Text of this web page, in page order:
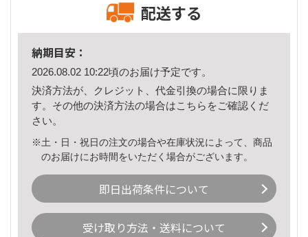
配送する
納期目安：
2026.08.02 10:22頃のお届け予定です。
決済方法が、クレジット、代金引換の場合に限りま
す。その他の決済方法の場合はこちら をご確認くだ
さい。
※土・日・祝日の注文の場合や在庫状況によって、商品
のお届けにお時間をいただく場合がございます。
即日出荷条件について
受け取り方法・送料について